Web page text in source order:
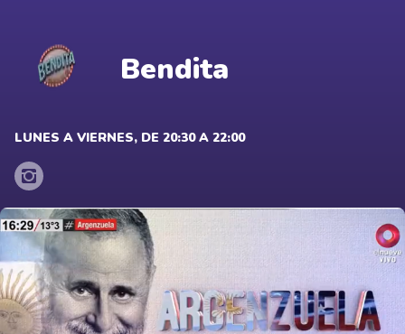
Bendita
LUNES A VIERNES, DE 20:30 A 22:00